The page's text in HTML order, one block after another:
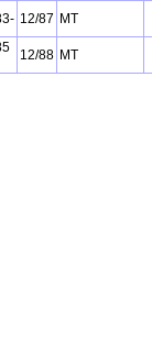
12/87 MT
12/88 MT